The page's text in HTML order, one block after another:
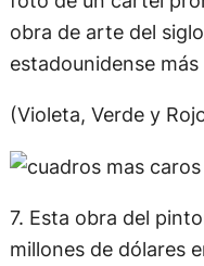
obra de arte del
estadounidense
(Violeta, Verde y
7. Esta obra del
millones de dólares